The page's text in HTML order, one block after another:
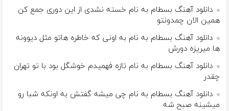
دانلود آهنگ بسطام به نام خسته نشدی از این دوری جمع کن
همین الان چمدونتو
دانلود آهنگ بسطام به نام به اونی که خاطره هاتو مثل دیوونه
ها میریزه دورش
دانلود آهنگ بسطام به نام تازه فهمیدم خوشگل بود با تو تهران
چقدر
دانلود آهنگ بسطام به نام چی میشه گفتش به اونکه شبا رو
میشینه صبح شه